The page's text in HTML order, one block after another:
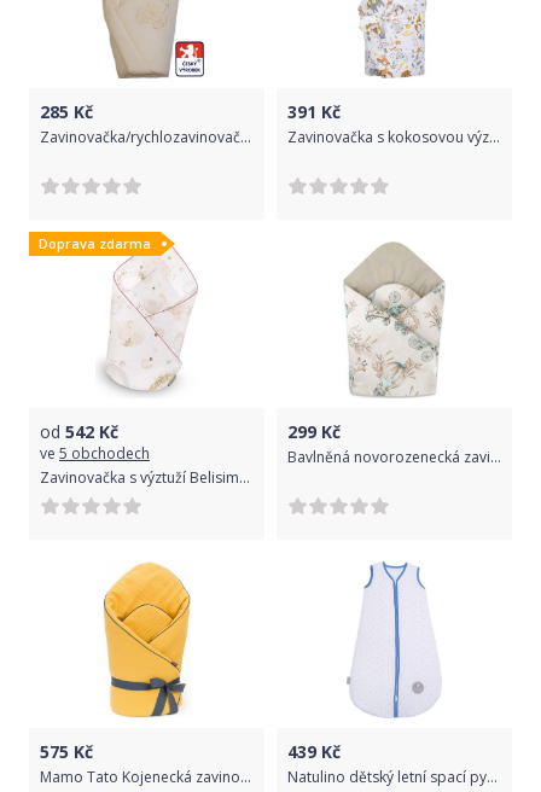
285 Kč
Zavinovačka/rychlozavinovačka Dětský svět krémová s medvídkem
391 Kč
Zavinovačka s kokosovou výztuží a mašlí New Baby Koloušek šedá, Šedá
Doprava zdarma
od 542 Kč
ve 5 obchodech
Zavinovačka s výztuží Belisima Bubbles růžová
299 Kč
Bavlněná novorozenecká zavinovačka, ZOO na cestách - mátová/cappuccino
575 Kč
Mamo Tato Kojenecká zavinovačka, mušelinová double na zavazování, 70x70cm - hořčicová
439 Kč
Natulino dětský letní spací pytel pro miminko, NATURAL WHITE LITTLE GREY LEAVES / NAVY, 1vrstvý, M (6 - 12 měsíců)